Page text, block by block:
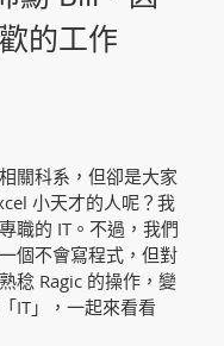
的工作
關科系，但卻是大家
小天才的人呢？我
職的 IT。不過，我們
個不會寫程式，但對
稔 Ragic 的操作，變
IT」，一起來看看